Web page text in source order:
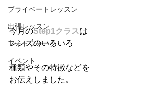
プライベートレッスン
出張レッスン
フォトウォーク
イベント
今月のStep1クラスは
レンズのいろいろ
種類やその特徴などを
お伝えしました。